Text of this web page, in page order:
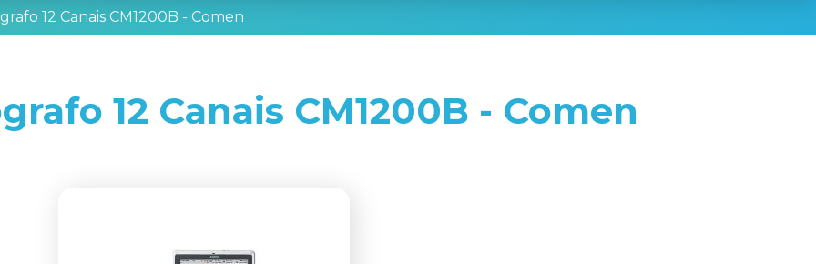
12 Canais CM1200B - Comen
12 Canais CM1200B - Comen